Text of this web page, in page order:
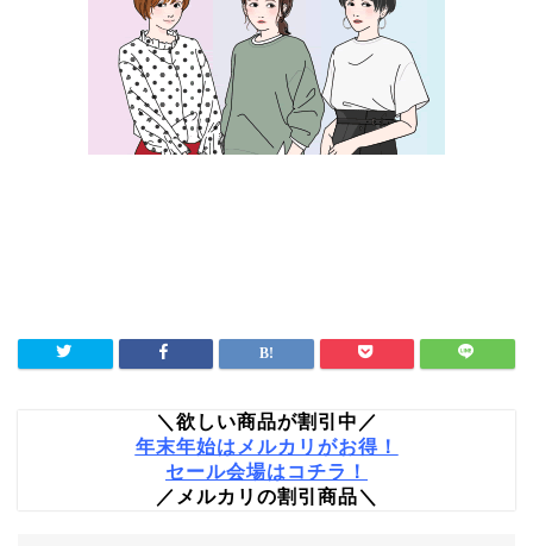
＼欲しい商品が割引中／
年末年始はメルカリがお得！
セール会場はコチラ！
／メルカリの割引商品＼